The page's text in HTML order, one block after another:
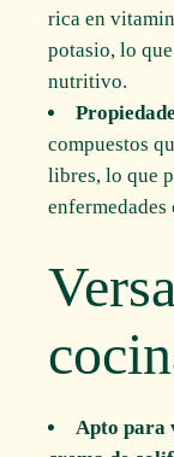
rica en
potasio, lo
nutritivo.
compuestos
libres, lo que
enfermedades
Apto para